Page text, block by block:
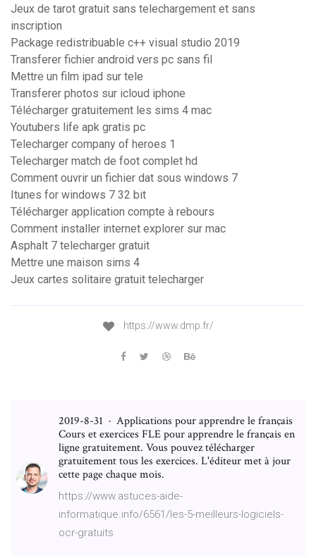
Jeux de tarot gratuit sans telechargement et sans
inscription
Package redistribuable c++ visual studio 2019
Transferer fichier android vers pc sans fil
Mettre un film ipad sur tele
Transferer photos sur icloud iphone
Télécharger gratuitement les sims 4 mac
Youtubers life apk gratis pc
Telecharger company of heroes 1
Telecharger match de foot complet hd
Comment ouvrir un fichier dat sous windows 7
Itunes for windows 7 32 bit
Télécharger application compte à rebours
Comment installer internet explorer sur mac
Asphalt 7 telecharger gratuit
Mettre une maison sims 4
Jeux cartes solitaire gratuit telecharger
https://www.dmp.fr/
2019-8-31 · Applications pour apprendre le français
Cours et exercices FLE pour apprendre le français en
ligne gratuitement. Vous pouvez télécharger
gratuitement tous les exercices. L'éditeur met à jour
cette page chaque mois.
https://www.astuces-aide-
informatique.info/6561/les-5-meilleurs-logiciels-
ocr-gratuits